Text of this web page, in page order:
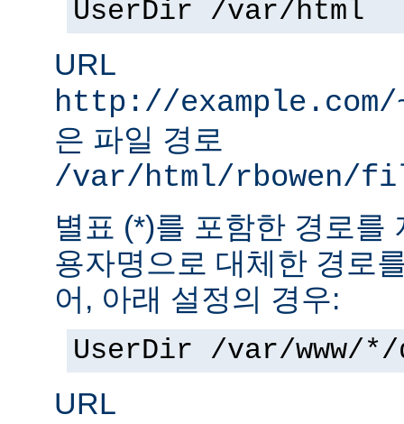
UserDir /var/html
URL
http://
은 파일 경로
/var/html/rbowen/
별표 (*)를 포함한 경로를
용자명으로 대체한 경로
어, 아래 설정의 경우:
UserDir /var/www/*/
URL